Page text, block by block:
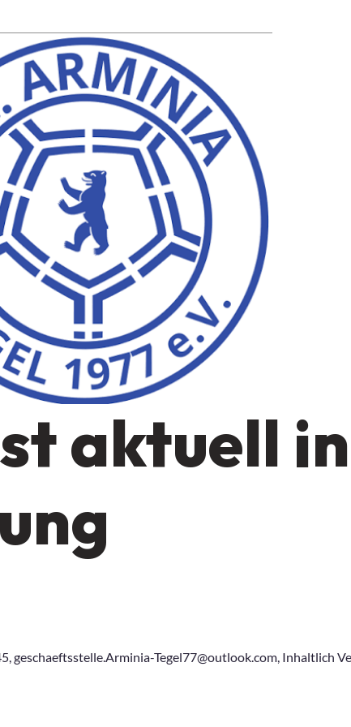
aktuell in
geschaeftsstelle.Arminia-Tegel77@outlook.com, Inhaltlich